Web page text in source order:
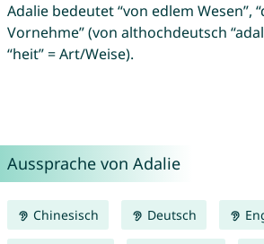
Adalie bedeutet “von edlem Wesen”,
Vornehme” (von althochdeutsch
“heit” = Art/Weise).
Aussprache von Adalie
Chinesisch Deutsch